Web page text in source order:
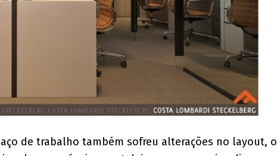
de trabalho também sofreu alterações no layout, o